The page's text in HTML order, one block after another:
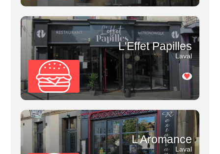
L'Effet Papilles
Laval
L'Aromance
Laval